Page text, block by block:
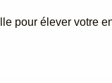
pour élever votre